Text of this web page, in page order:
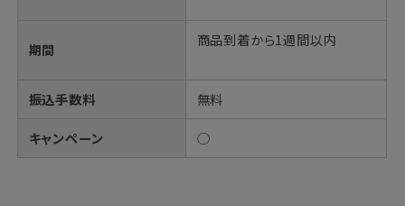
期間
商品到着から1週間以内
振込手数料 無料
キャンペーン ◯